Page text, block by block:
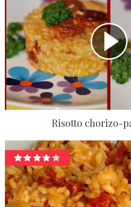
Risotto chorizo-